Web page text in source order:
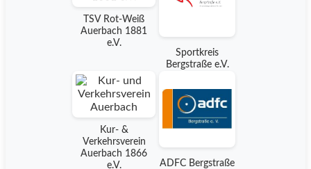
TSV Rot-Weiß
Auerbach 1881
e.V.
Sportkreis
Bergstraße e.V.
Kur- &
Verkehrsverein
Auerbach 1866
e.V.
ADFC Bergstraße